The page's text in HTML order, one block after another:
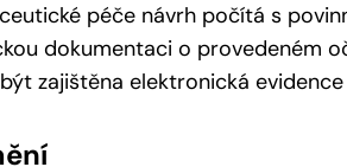
péče návrh počítá s
dokumentaci o provedeném
zajištěna elektronická